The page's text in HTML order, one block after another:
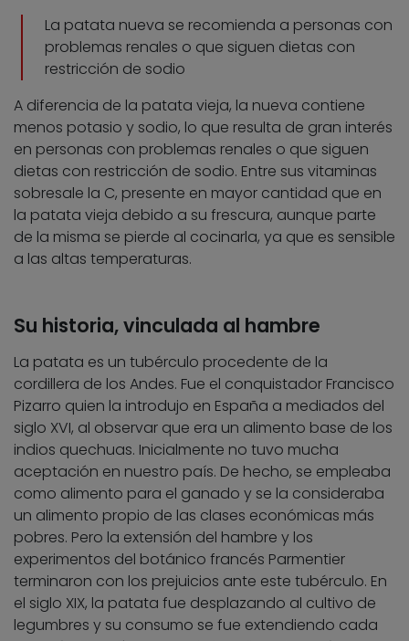
La patata nueva se recomienda a personas con
problemas renales o que siguen dietas con
restricción de sodio
A diferencia de la patata vieja, la nueva contiene
menos potasio y sodio, lo que resulta de gran interés
en personas con problemas renales o que siguen
dietas con restricción de sodio. Entre sus vitaminas
sobresale la C, presente en mayor cantidad que en
la patata vieja debido a su frescura, aunque parte
de la misma se pierde al cocinarla, ya que es sensible
a las altas temperaturas.
Su historia, vinculada al hambre
La patata es un tubérculo procedente de la
cordillera de los Andes. Fue el conquistador Francisco
Pizarro quien la introdujo en España a mediados del
siglo XVI, al observar que era un alimento base de los
indios quechuas. Inicialmente no tuvo mucha
aceptación en nuestro país. De hecho, se empleaba
como alimento para el ganado y se la consideraba
un alimento propio de las clases económicas más
pobres. Pero la extensión del hambre y los
experimentos del botánico francés Parmentier
terminaron con los prejuicios ante este tubérculo. En
el siglo XIX, la patata fue desplazando al cultivo de
legumbres y su consumo se fue extendiendo cada